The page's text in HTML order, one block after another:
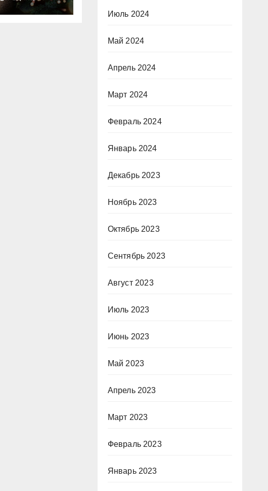
Июль 2024
Май 2024
Апрель 2024
Март 2024
Февраль 2024
Январь 2024
Декабрь 2023
Ноябрь 2023
Октябрь 2023
Сентябрь 2023
Август 2023
Июль 2023
Июнь 2023
Май 2023
Апрель 2023
Март 2023
Февраль 2023
Январь 2023